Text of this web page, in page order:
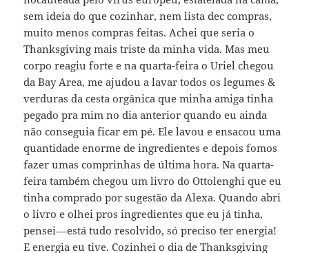
sem ideia do que cozinhar, nem lista dec compras,
muito menos compras feitas. Achei que seria o
Thanksgiving mais triste da minha vida. Mas meu
corpo reagiu forte e na quarta-feira o Uriel chegou
da Bay Area, me ajudou a lavar todos os legumes &
verduras da cesta orgânica que minha amiga tinha
pegado pra mim no dia anterior quando eu ainda
não conseguia ficar em pé. Ele lavou e ensacou uma
quantidade enorme de ingredientes e depois fomos
fazer umas comprinhas de última hora. Na quarta-
feira também chegou um livro do Ottolenghi que eu
tinha comprado por sugestão da Alexa. Quando abri
o livro e olhei pros ingredientes que eu já tinha,
pensei––está tudo resolvido, só preciso ter energia!
E energia eu tive. Cozinhei o dia de Thanksgiving